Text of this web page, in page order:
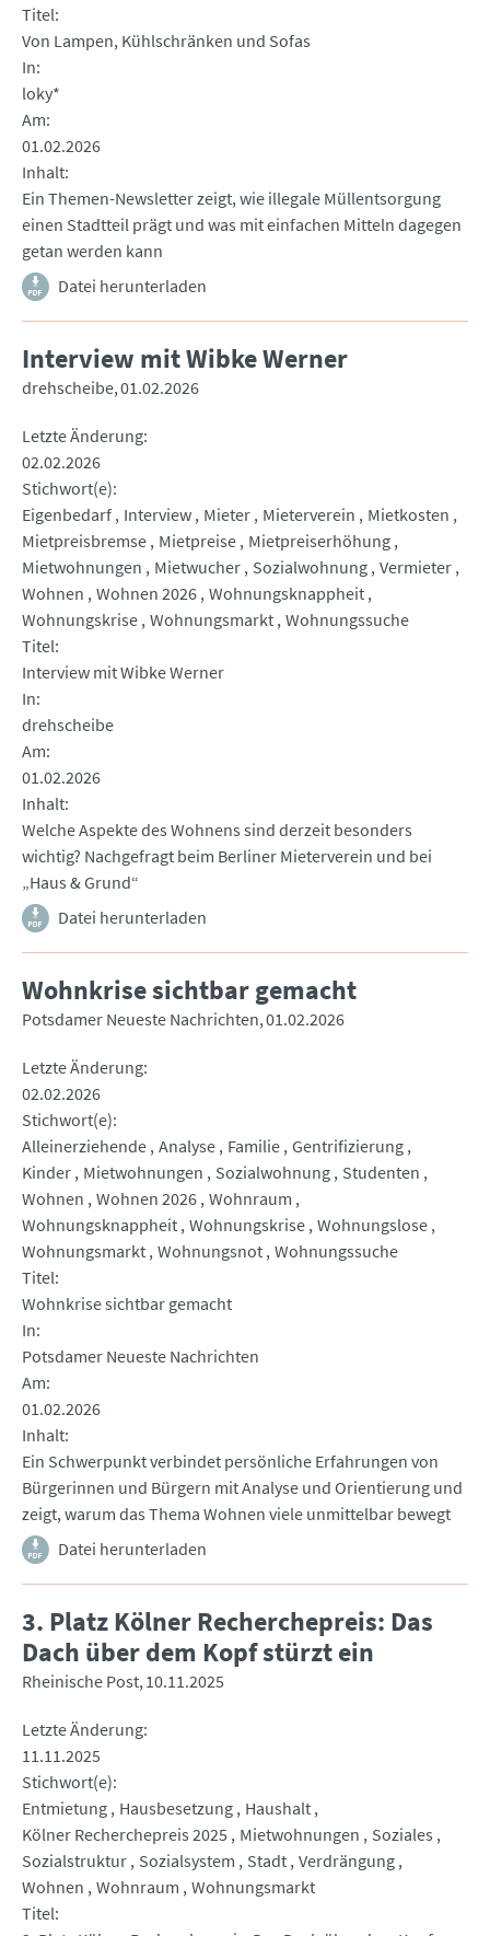
Titel
Von Lampen, Kühlschränken und Sofas
In
loky*
Am
01.02.2026
Inhalt
Ein Themen-Newsletter zeigt, wie illegale Müllentsorgung
einen Stadtteil prägt und was mit einfachen Mitteln dagegen
getan werden kann
Datei herunterladen
Interview mit Wibke Werner
drehscheibe 01.02.2026
Letzte Änderung
02.02.2026
Stichwort(e)
Eigenbedarf Interview Mieter Mieterverein
Mietkosten
Mietpreisbremse Mietpreise Mietpreiserhöhung
Mietwohnungen
Mietwucher Sozialwohnung Vermieter
Wohnen Wohnen 2026 Wohnungsknappheit
Wohnungskrise Wohnungsmarkt Wohnungssuche
Titel
Interview mit Wibke Werner
In
drehscheibe
Am
01.02.2026
Inhalt
Welche Aspekte des Wohnens sind derzeit besonders
wichtig? Nachgefragt beim Berliner Mieterverein und bei
„Haus & Grund“
Datei herunterladen
Wohnkrise sichtbar gemacht
Potsdamer Neueste Nachrichten 01.02.2026
Letzte Änderung
02.02.2026
Stichwort(e)
Alleinerziehende Analyse Familie Gentrifizierung
Kinder Mietwohnungen Sozialwohnung Studenten
Wohnen Wohnen 2026 Wohnraum
Wohnungsknappheit Wohnungskrise Wohnungslose
Wohnungsmarkt Wohnungsnot Wohnungssuche
Titel
Wohnkrise sichtbar gemacht
In
Potsdamer Neueste Nachrichten
Am
01.02.2026
Inhalt
Ein Schwerpunkt verbindet persönliche Erfahrungen von
Bürgerinnen und Bürgern mit Analyse und Orientierung und
zeigt, warum das Thema Wohnen viele unmittelbar bewegt
Datei herunterladen
3. Platz Kölner Recherchepreis: Das
Dach über dem Kopf stürzt ein
Rheinische Post 10.11.2025
Letzte Änderung
11.11.2025
Stichwort(e)
Entmietung Hausbesetzung Haushalt
Kölner Recherchepreis 2025
Mietwohnungen
Soziales
Sozialstruktur Sozialsystem Stadt Verdrängung
Wohnen Wohnraum Wohnungsmarkt
Titel